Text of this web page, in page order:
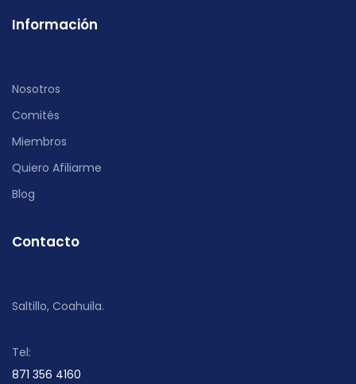
Información
Nosotros
Comités
Miembros
Quiero Afiliarme
Blog
Contacto
Saltillo, Coahuila.
Tel:
871 356 4160